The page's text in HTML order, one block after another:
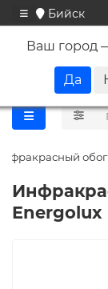
Бийск
Ваш город
Energolux